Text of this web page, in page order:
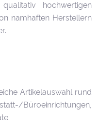
hochwertigen
namhaften Herstellern
Artikelauswahl rund
Büroeinrichtungen,